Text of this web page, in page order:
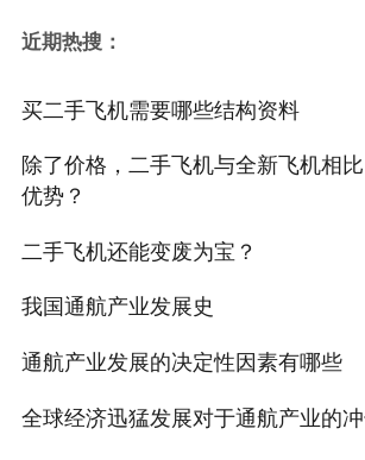
近期热搜：
买二手飞机需要哪些结构资料
除了价格，二手飞机与全新飞机相
优势？
二手飞机还能变废为宝？
我国通航产业发展史
通航产业发展的决定性因素有哪些
全球经济迅猛发展对于通航产业的